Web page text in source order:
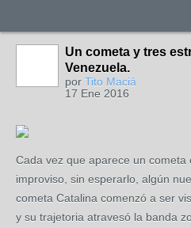
Un cometa y tres
Venezuela.
por Tito Maciá
17 Ene 2016
Cada vez que aparece un cometa
improviso, sin esperarlo, algún
cometa Catalina comenzó a ser
y su trajetoria atravesó la banda